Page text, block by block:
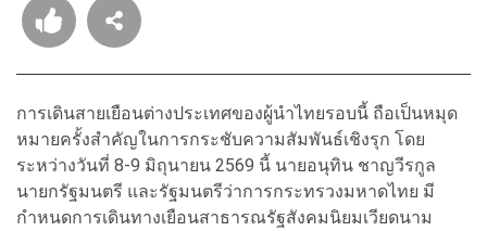
การเดินสายเยือนต่างประเทศของผู้นำไทยรอบนี้ ถือเป็นหมุด
หมายครั้งสำคัญในการกระชับความสัมพันธ์เชิงรุก โดย
ระหว่างวันที่ 8-9 มิถุนายน 2569 นี้ นายอนุทิน ชาญวีรกูล
นายกรัฐมนตรี และรัฐมนตรีว่าการกระทรวงมหาดไทย มี
กำหนดการเดินทางเยือนสาธารณรัฐสังคมนิยมเวียดนาม